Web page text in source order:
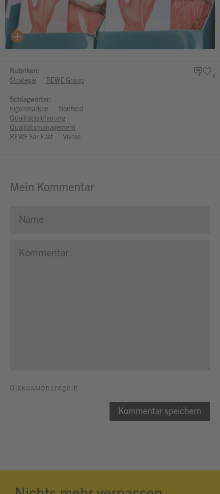
Rubriken:
Strategie
REWE Group
Schlagwörter:
Eigenmarken
Nonfood
Qualitätssicherung
Qualitätsmanagement
REWE Far East
Vivess
3
Mein Kommentar
Diskussionsregeln